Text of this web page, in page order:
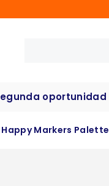
oportunidad
Markers Palette